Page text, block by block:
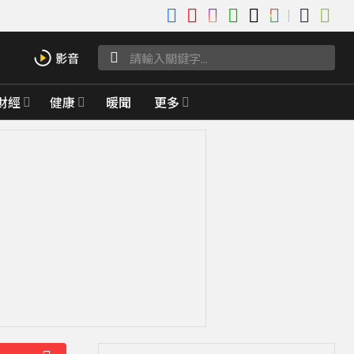
經 健康 暖聞 更多